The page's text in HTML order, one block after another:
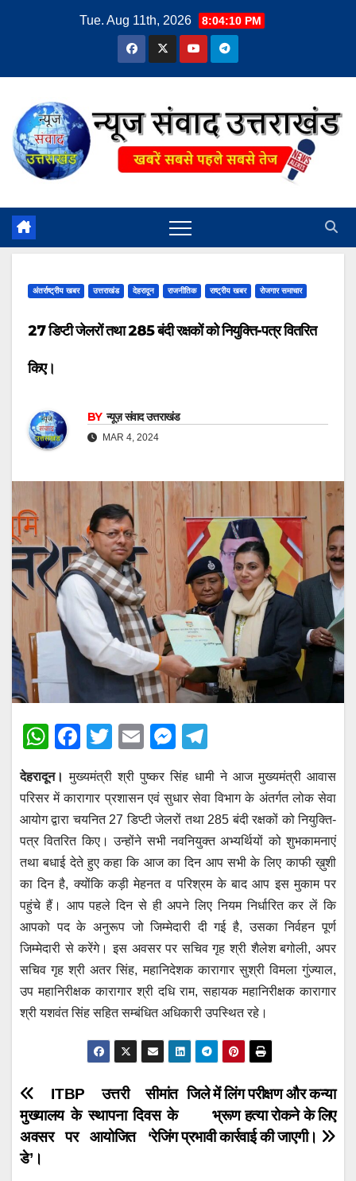
Tue. Aug 11th, 2026 8:04:11 PM
अंतर्राष्ट्रीय खबर उत्तराखंड देहरादून राजनीतिक राष्ट्रीय खबर रोजगार समाचार
27 डिप्टी जेलरों तथा 285 बंदी रक्षकों को नियुक्ति-पत्र वितरित
किए।
BY न्यूज़ संवाद उत्तराखंड
MAR 4, 2024
W
at
s
A
p
p
F
c
e
b
o
o
k
T
tt
er
E
ail
M
ss
e
n
g
er
el
e
gr
a
m
देहरादून। मुख्यमंत्री श्री पुष्कर सिंह धामी ने आज मुख्यमंत्री आवास
परिसर में कारागार प्रशासन एवं सुधार सेवा विभाग के अंतर्गत लोक सेवा
आयोग द्वारा चयनित 27 डिप्टी जेलरों तथा 285 बंदी रक्षकों को नियुक्ति-
पत्र वितरित किए। उन्होंने सभी नवनियुक्त अभ्यर्थियों को शुभकामनाएं
तथा बधाई देते हुए कहा कि आज का दिन आप सभी के लिए काफी ख़ुशी
का दिन है, क्योंकि कड़ी मेहनत व परिश्रम के बाद आप इस मुकाम पर
पहुंचे हैं। आप पहले दिन से ही अपने लिए नियम निर्धारित कर लें कि
आपको पद के अनुरूप जो जिम्मेदारी दी गई है, उसका निर्वहन पूर्ण
जिम्मेदारी से करेंगे। इस अवसर पर सचिव गृह श्री शैलेश बगोली, अपर
सचिव गृह श्री अतर सिंह, महानिदेशक कारागार सुश्री विमला गुंज्याल,
उप महानिरीक्षक कारागार श्री दधि राम, सहायक महानिरीक्षक कारागार
श्री यशवंत सिंह सहित सम्बंधित अधिकारी उपस्थित रहे।
Post
navigation
जिले में लिंग परीक्षण और कन्या
भ्रूण हत्या रोकने के लिए
प्रभावी कार्रवाई की जाएगी।
ITBP उत्तरी सीमांत
मुख्यालय के स्थापना दिवस के
अवसर पर आयोजित ‘रेजिंग
डे’।